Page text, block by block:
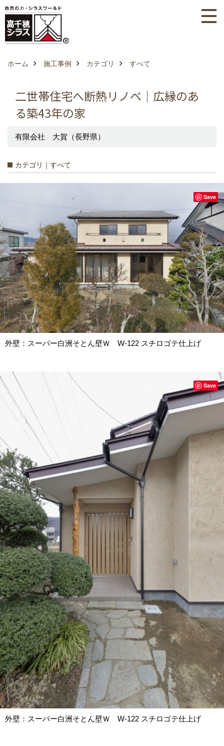
ホーム 施工事例 カテゴリ すべて
二世帯住宅へ断熱リノベ｜広縁のあ
る築43年の家
有限会社 大賀（長野県）
カテゴリ｜すべて
外壁：スーパー白洲そとん壁Ｗ W-122 スチロゴテ仕上げ
Save
外壁：スーパー白洲そとん壁Ｗ W-122 スチロゴテ仕上げ
Save